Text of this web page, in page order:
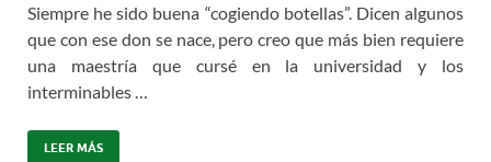
Siempre he sido buena “cogiendo botellas”. Dicen algunos
que con ese don se nace, pero creo que más bien requiere
una maestría que cursé en la universidad y los
interminables …
LEER MÁS